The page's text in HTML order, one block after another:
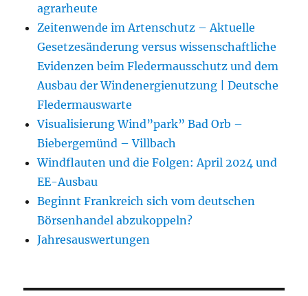
agrarheute
Zeitenwende im Artenschutz – Aktuelle
Gesetzesänderung versus wissenschaftliche
Evidenzen beim Fledermausschutz und dem
Ausbau der Windenergienutzung | Deutsche
Fledermauswarte
Visualisierung Wind”park” Bad Orb –
Biebergemünd – Villbach
Windflauten und die Folgen: April 2024 und
EE-Ausbau
Beginnt Frankreich sich vom deutschen
Börsenhandel abzukoppeln?
Jahresauswertungen